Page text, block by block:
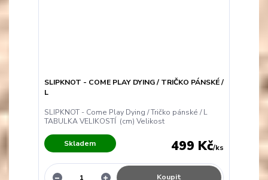
SLIPKNOT - COME PLAY DYING / TRIČKO PÁNSKÉ /
L
SLIPKNOT - Come Play Dying / Tričko pánské / L
TABULKA VELIKOSTÍ (cm) Velikost
499 Kč/ks
Skladem
Koupit